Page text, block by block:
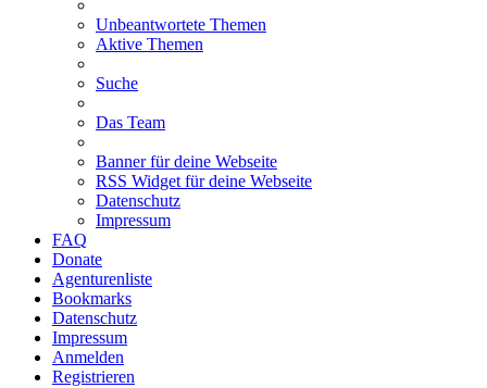
Unbeantwortete Themen
Aktive Themen
Suche
Das Team
Banner für deine Webseite
RSS Widget für deine Webseite
Datenschutz
Impressum
FAQ
Donate
Agenturenliste
Bookmarks
Datenschutz
Impressum
Anmelden
Registrieren